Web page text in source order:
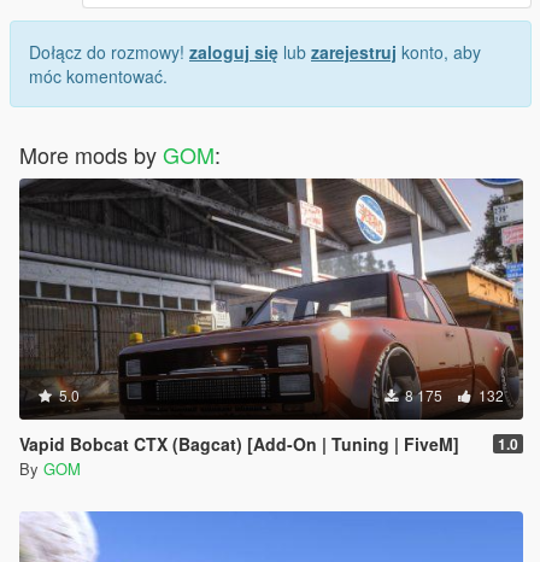
Dołącz do rozmowy! zaloguj się lub zarejestruj konto, aby
móc komentować.
More mods byGOM:
5.0 8 175 132
Vapid Bobcat CTX (Bagcat) [Add-On | Tuning | FiveM] 1.0
By GOM